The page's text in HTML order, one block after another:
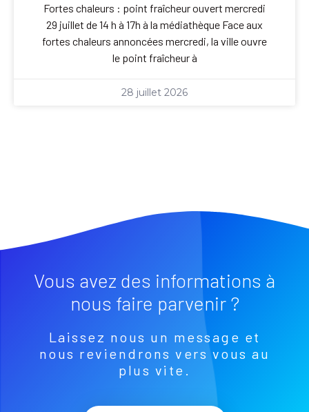
Fortes chaleurs : point fraîcheur ouvert mercredi
29 juillet de 14 h à 17h à la médiathèque Face aux
fortes chaleurs annoncées mercredi, la ville ouvre
le point fraîcheur à
28 juillet 2026
Vous avez des informations à
nous faire parvenir ?
Laissez nous un message et
nous reviendrons vers vous au
plus vite.